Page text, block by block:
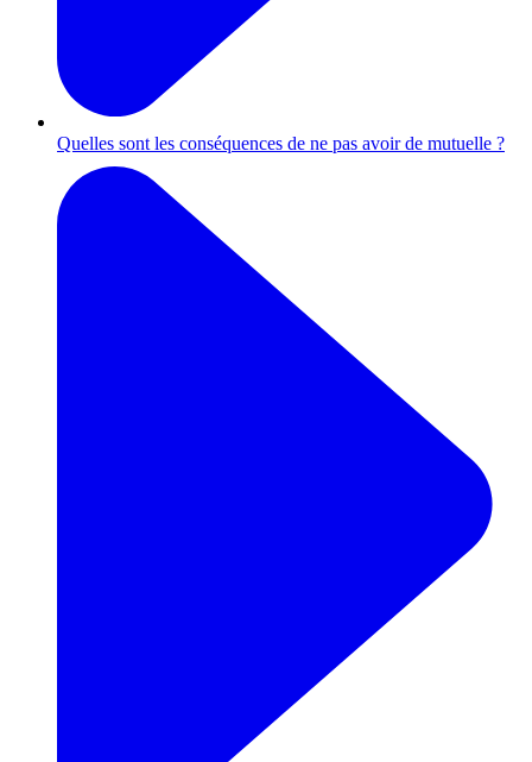
Quelles sont les conséquences de ne pas avoir de mutuelle ?